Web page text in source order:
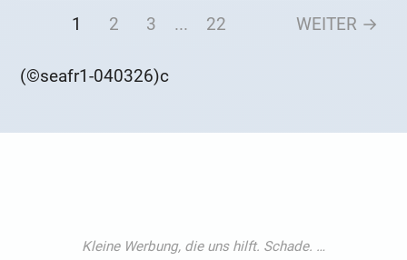
1 2 3 ... 22 WEITER →
(©seafr1-040326)c